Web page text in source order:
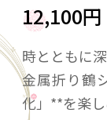
12,100
時とともに
金属折り鶴
化」**を楽し